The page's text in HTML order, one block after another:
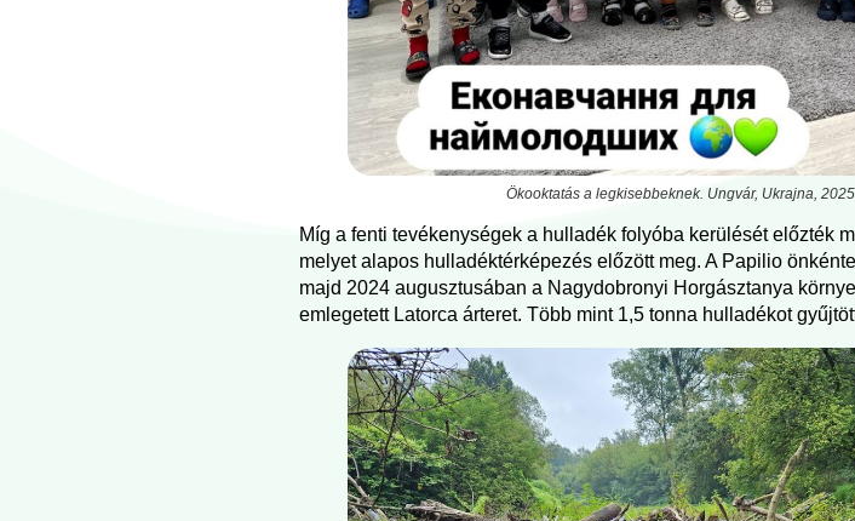
Ökooktatás a legkisebbeknek. Ungvár, Ukrajna, 2025
Míg a fenti tevékenységek a hulladék folyóba kerülését előzték
melyet alapos hulladéktérképezés előzött meg. A Papilio
majd 2024 augusztusában a Nagydobronyi Horgásztanya
emlegetett Latorca árteret. Több mint 1,5 tonna hulladékot